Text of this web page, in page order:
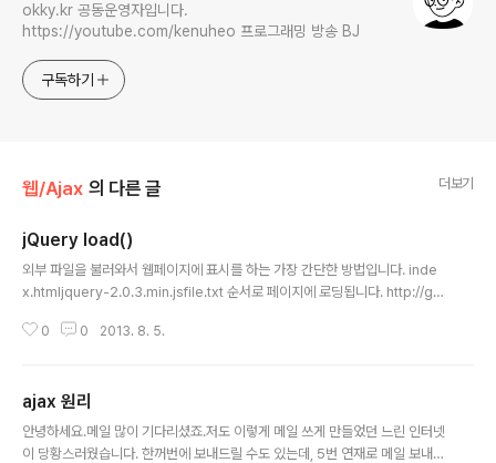
okky.kr 공동운영자입니다.
https://youtube.com/kenuheo 프로그래밍 방송 BJ
구독하기
웹/Ajax 의 다른 글 더보기
jQuery load()
외부 파일을 불러와서 웹페이지에 표시를 하는 가장 간단한 방법입니다. inde
x.htmljquery-2.0.3.min.jsfile.txt 순서로 페이지에 로딩됩니다. http://gm
uction)는 다른 개념이다. 강의는 수학, 과학, 지리, 역사를 머릿속에 입력해 주
만 진정한 교육은 잘 하지 못하는 것 같다. (협동조합으로 기업하라, 스테파노 지
마니 지음, 송성호 옮김, 붇돋움, p215)
0 0 2013. 8. 5.
ajax 원리
안녕하세요.메일 많이 기다리셨죠.저도 이렇게 메일 쓰게 만들었던 느린 인터넷
이 당황스러웠습니다. 한꺼번에 보내드릴 수도 있는데, 5번 연재로 메일 보내드